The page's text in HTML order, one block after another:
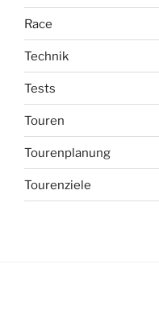
Race
Technik
Tests
Touren
Tourenplanung
Tourenziele